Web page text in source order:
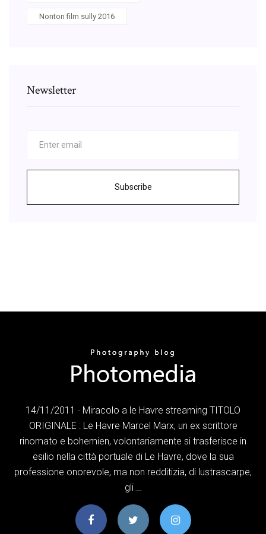
Nonton film sully 2016
Newsletter
Subscribe
14/11/2011 · Miracolo a le Havre streaming TITOLO
ORIGINALE : Le Havre Marcel Marx, un ex scrittore
rinomato e bohemien, volontariamente si trasferisce in
esilio nella città portuale di Le Havre, dove la sua
professione onorevole, ma non redditizia, di lustrascarpe,
gli …